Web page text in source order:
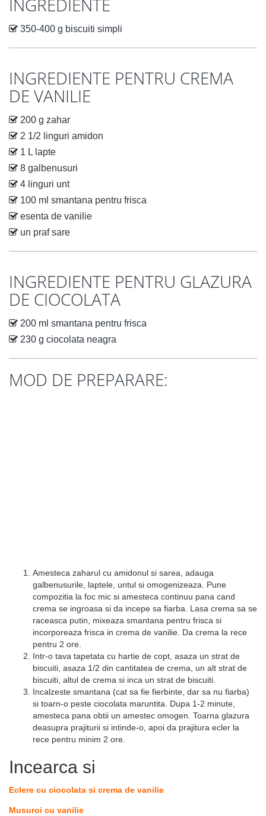
INGREDIENTE
350-400 g biscuiti simpli
INGREDIENTE PENTRU CREMA
DE VANILIE
200 g zahar
2 1/2 linguri amidon
1 L lapte
8 galbenusuri
4 linguri unt
100 ml smantana pentru frisca
esenta de vanilie
un praf sare
INGREDIENTE PENTRU GLAZURA
DE CIOCOLATA
200 ml smantana pentru frisca
230 g ciocolata neagra
MOD DE PREPARARE:
Amesteca zaharul cu amidonul si sarea, adauga
galbenusurile, laptele, untul si omogenizeaza. Pune
compozitia la foc mic si amesteca continuu pana cand
crema se ingroasa si da incepe sa fiarba. Lasa crema sa se
raceasca putin, mixeaza smantana pentru frisca si
incorporeaza frisca in crema de vanilie. Da crema la rece
pentru 2 ore.
Intr-o tava tapetata cu hartie de copt, asaza un strat de
biscuiti, asaza 1/2 din cantitatea de crema, un alt strat de
biscuiti, altul de crema si inca un strat de biscuiti.
Incalzeste smantana (cat sa fie fierbinte, dar sa nu fiarba)
si toarn-o peste ciocolata maruntita. Dupa 1-2 minute,
amesteca pana obtii un amestec omogen. Toarna glazura
deasupra prajiturii si intinde-o, apoi da prajitura ecler la
rece pentru minim 2 ore.
Incearca si
Eclere cu ciocolata si crema de vanilie
Musuroi cu vanilie